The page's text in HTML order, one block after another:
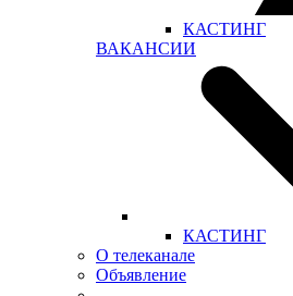
КАСТИНГ
ВАКАНСИИ
КАСТИНГ
О телеканале
Объявление